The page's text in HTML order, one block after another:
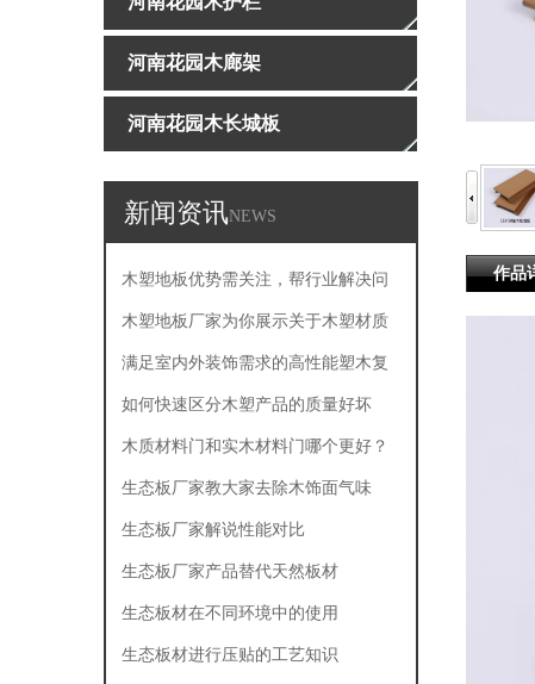
河南花园木廊架
河南花园木长城板
新闻资讯NEWS
木塑地板优势需关注，帮行业解决问
题
木塑地板厂家为你展示关于木塑材质
的主要产品特点
满足室内外装饰需求的高性能塑木复
合板
如何快速区分木塑产品的质量好坏
木质材料门和实木材料门哪个更好？
生态板厂家教大家去除木饰面气味
生态板厂家解说性能对比
生态板厂家产品替代天然板材
生态板材在不同环境中的使用
生态板材进行压贴的工艺知识
作品